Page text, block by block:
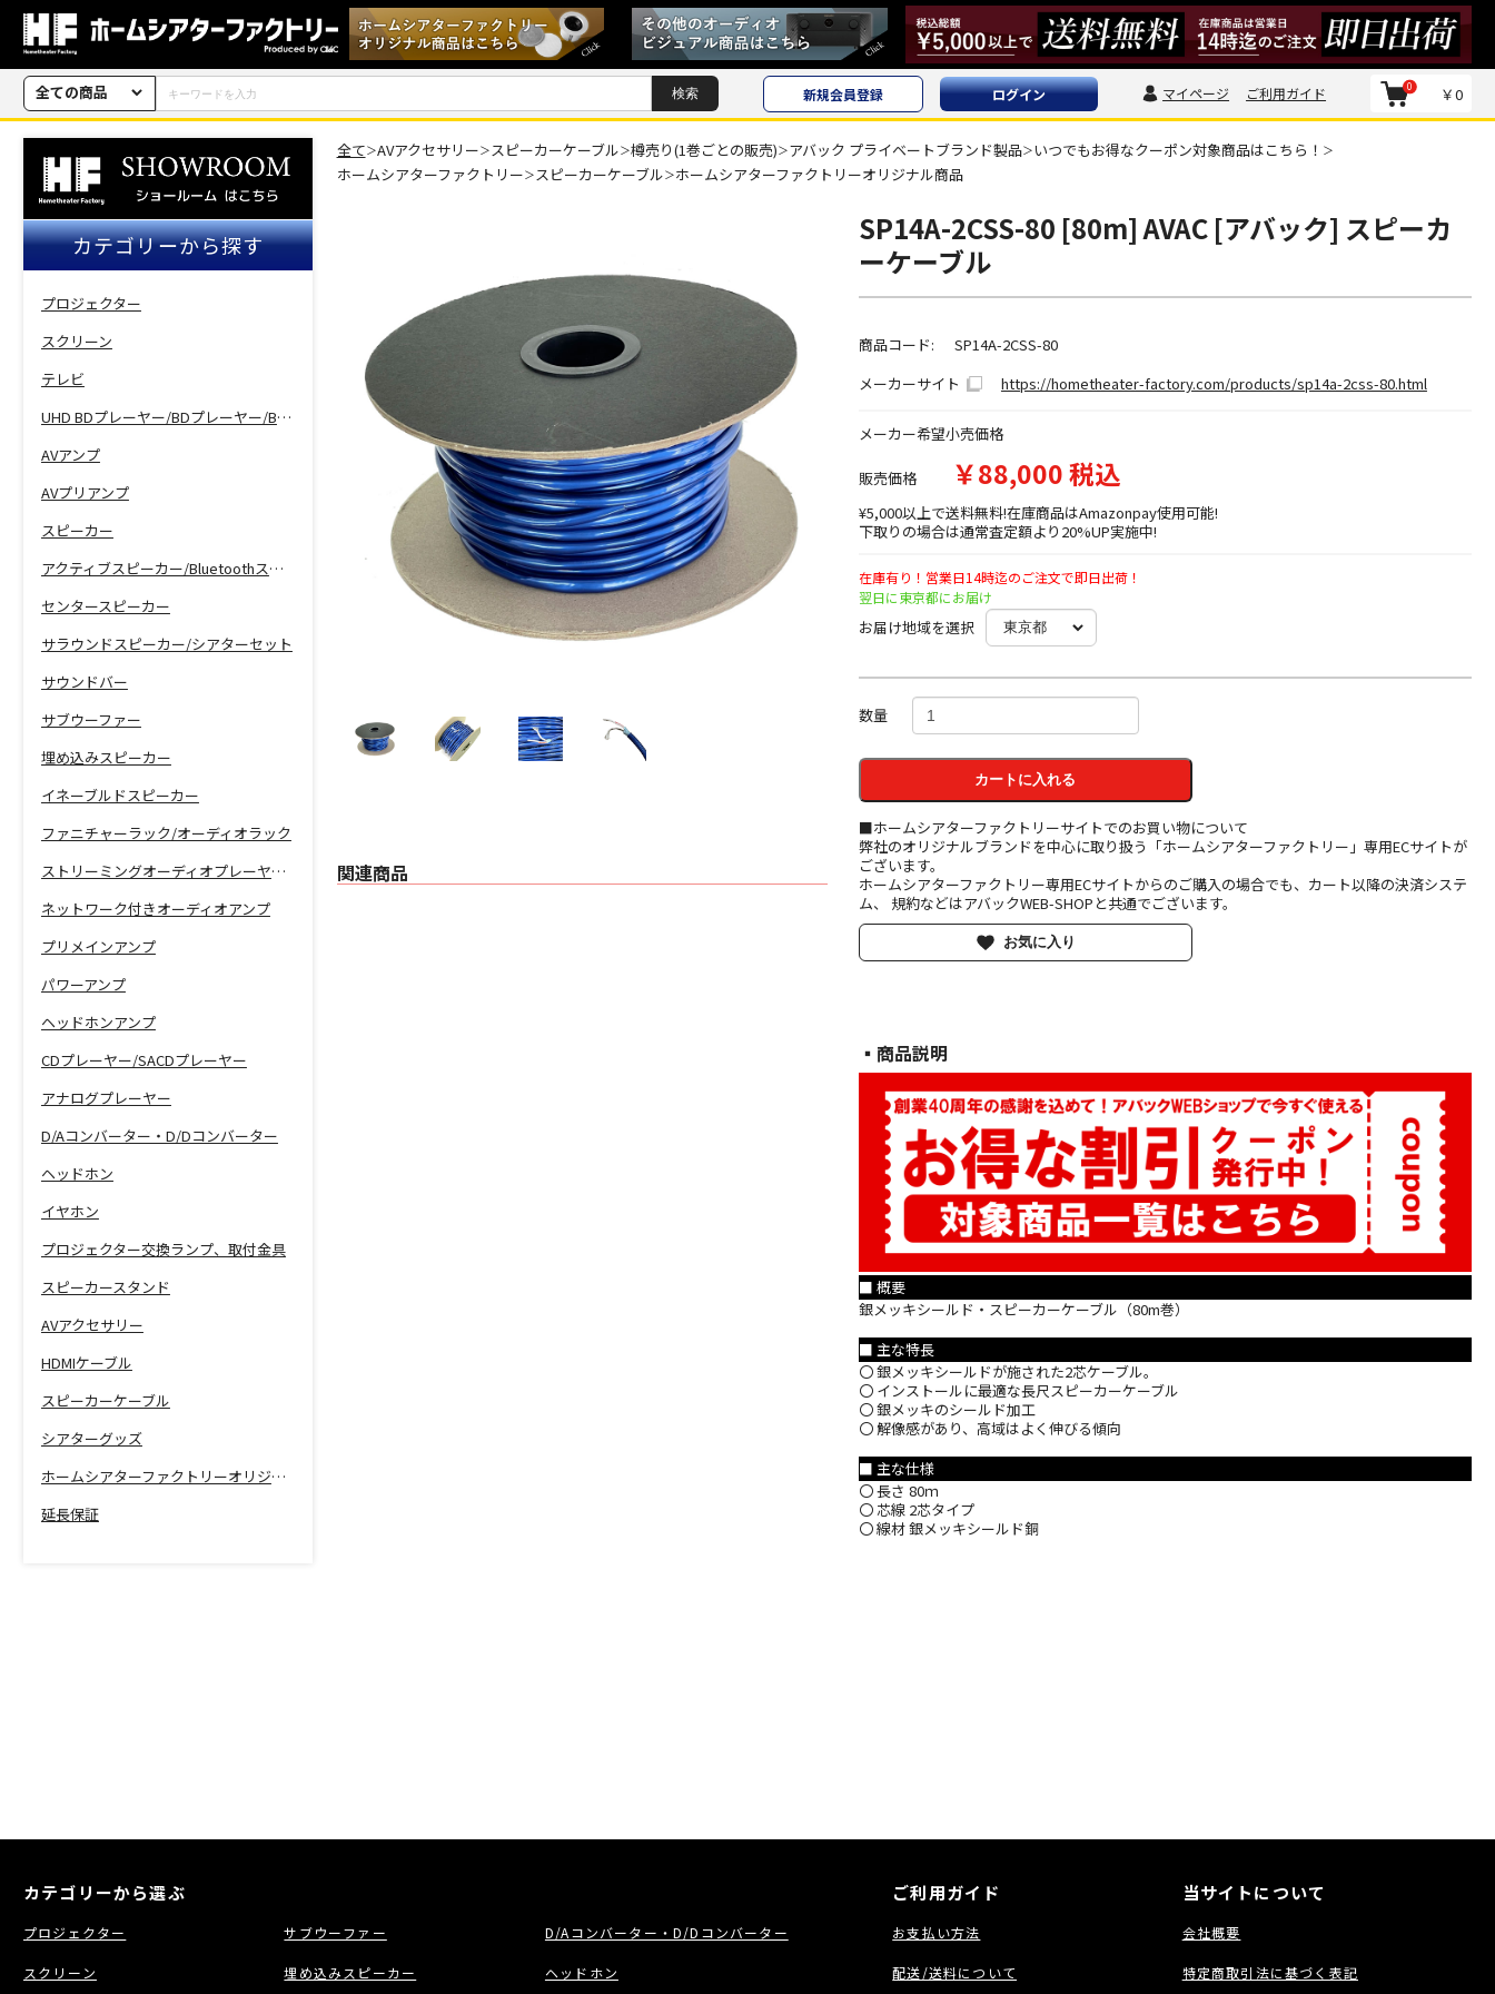
全ての商品 新規会員登録 ログイン マイページ ご利用ガイド ￥0
0
カテゴリーから探す
プロジェクター
スクリーン
テレビ
UHD BDプレーヤー/BDプレーヤー/BDレコーダー
AVアンプ
AVプリアンプ
スピーカー
アクティブスピーカー/Bluetoothスピーカー
センタースピーカー
サラウンドスピーカー/シアターセット
サウンドバー
サブウーファー
埋め込みスピーカー
イネーブルドスピーカー
ファニチャーラック/オーディオラック
ストリーミングオーディオプレーヤー/ネットワーク機能付きCDプレーヤー
ネットワーク付きオーディオアンプ
プリメインアンプ
パワーアンプ
ヘッドホンアンプ
CDプレーヤー/SACDプレーヤー
アナログプレーヤー
D/Aコンバーター・D/Dコンバーター
ヘッドホン
イヤホン
プロジェクター交換ランプ、取付金具
スピーカースタンド
AVアクセサリー
HDMIケーブル
スピーカーケーブル
シアターグッズ
ホームシアターファクトリーオリジナル商品
延長保証
全て＞AVアクセサリー＞スピーカーケーブル＞樽売り(1巻ごとの販売)＞アバック プライベートブランド製品＞いつでもお得なクーポン対象商品はこちら！ ＞
ホームシアターファクトリー＞スピーカーケーブル＞ホームシアターファクトリーオリジナル商品
関連商品
SP14A-2CSS-80 [80m] AVAC [アバック] スピーカ
ーケーブル
商品コード:
SP14A-2CSS-80
メーカーサイト
https://hometheater-factory.com/products/sp14a-2css-80.html
メーカー希望小売価格
販売価格 ￥88,000 税込
¥5,000以上で送料無料!在庫商品はAmazonpay使用可能!
下取りの場合は通常査定額より20%UP実施中!
在庫有り！営業日14時迄のご注文で即日出荷！
翌日に東京都にお届け
お届け地域を選択
数量
カートに入れる
■ホームシアターファクトリーサイトでのお買い物について
弊社のオリジナルブランドを中心に取り扱う「ホームシアターファクトリー」専用ECサイトが
ございます。
ホームシアターファクトリー専用ECサイトからのご購入の場合でも、カート以降の決済システ
ム、 規約などはアバックWEB-SHOPと共通でございます。
お気に入り
▪︎商品説明
■ 概要
銀メッキシールド・スピーカーケーブル（80m巻）
■ 主な特長
〇 銀メッキシールドが施された2芯ケーブル。
〇 インストールに最適な長尺スピーカーケーブル
〇 銀メッキのシールド加工
〇 解像感があり、高域はよく伸びる傾向
■ 主な仕様
〇 長さ 80ｍ
〇 芯線 2芯タイプ
〇 線材 銀メッキシールド銅
カテゴリーから選ぶ
プロジェクター
スクリーン
サブウーファー
埋め込みスピーカー
D/Aコンバーター・D/Dコンバーター
ヘッドホン
ご利用ガイド
お支払い方法
配送/送料について
当サイトについて
会社概要
特定商取引法に基づく表記